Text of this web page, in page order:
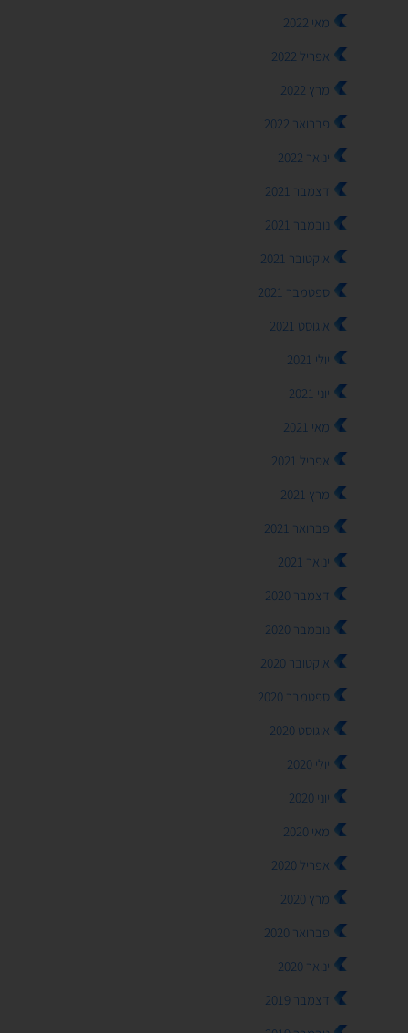
מאי 2022
אפריל 2022
מרץ 2022
פברואר 2022
ינואר 2022
דצמבר 2021
נובמבר 2021
אוקטובר 2021
ספטמבר 2021
אוגוסט 2021
יולי 2021
יוני 2021
מאי 2021
אפריל 2021
מרץ 2021
פברואר 2021
ינואר 2021
דצמבר 2020
נובמבר 2020
אוקטובר 2020
ספטמבר 2020
אוגוסט 2020
יולי 2020
יוני 2020
מאי 2020
אפריל 2020
מרץ 2020
פברואר 2020
ינואר 2020
דצמבר 2019